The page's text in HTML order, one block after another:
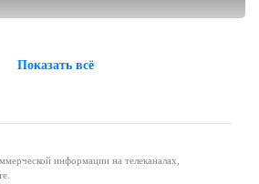
Показать всё
информации на телеканалах,